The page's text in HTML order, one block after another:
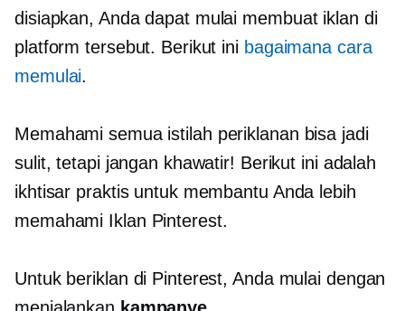
disiapkan, Anda dapat mulai membuat iklan di
platform tersebut. Berikut ini bagaimana cara
memulai.
Memahami semua istilah periklanan bisa jadi
sulit, tetapi jangan khawatir! Berikut ini adalah
ikhtisar praktis untuk membantu Anda lebih
memahami Iklan Pinterest.
Untuk beriklan di Pinterest, Anda mulai dengan